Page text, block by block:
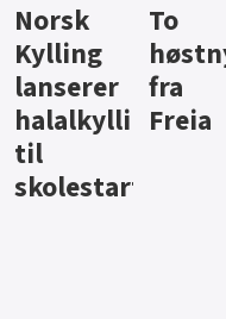
Knalltall
for Açai
Bowl
Aass vil
bli
i lite-